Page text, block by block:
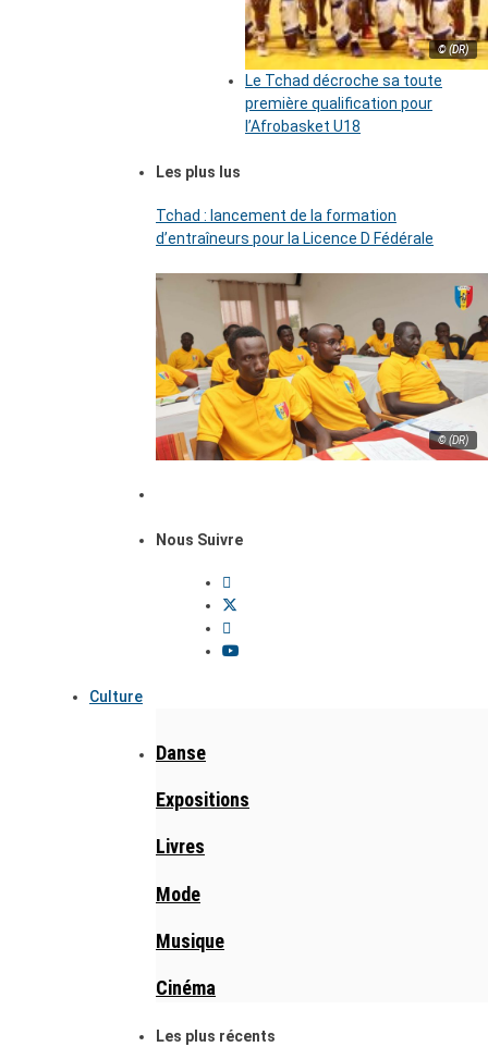
© (DR)
Le Tchad décroche sa toute
première qualification pour
l’Afrobasket U18
Les plus lus
Tchad : lancement de la formation
d’entraîneurs pour la Licence D Fédérale
© (DR)
Nous Suivre
Culture
Danse
Expositions
Livres
Mode
Musique
Cinéma
Les plus récents